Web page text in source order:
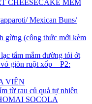
CHEESECAKE MỀM
Mexican Buns/
gừng (công thức mới kèm
tẩm mắm đường tỏi ớt
giòn ruột xốp – P2:
VIÊN
từ rau củ quả tự nhiên
SOCOLA